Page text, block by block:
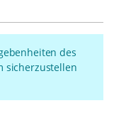
des
sicherzustellen